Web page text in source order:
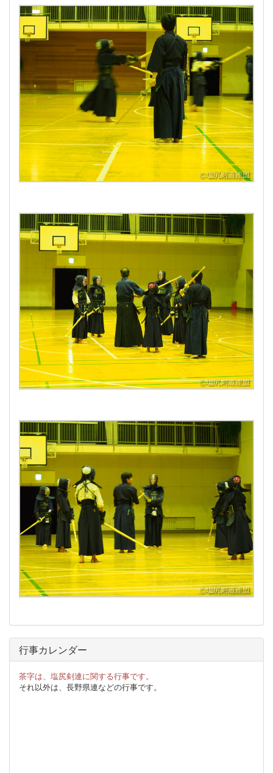
行事カレンダー
茶字は、塩尻剣連に関する行事です。
それ以外は、長野県連などの行事です。